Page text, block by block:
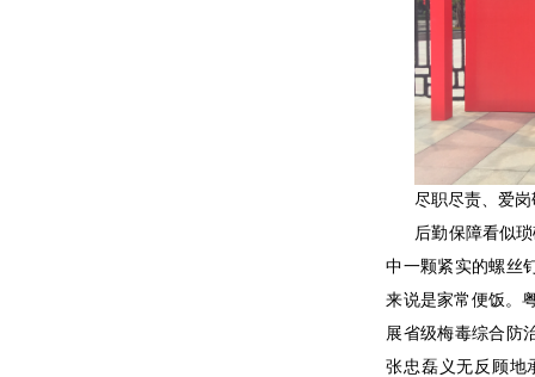
尽职尽责、爱
后勤保障看似
中一颗紧实的螺丝
来说是家常便饭。
展省级梅毒综合防
张忠磊义无反顾地